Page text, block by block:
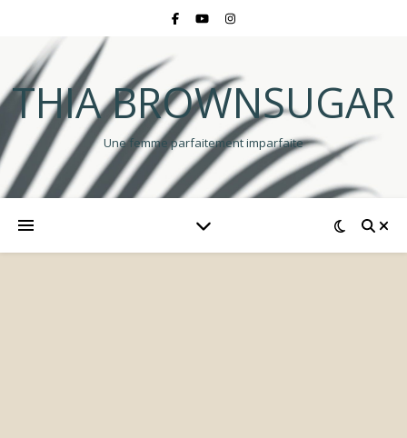
THIA BROWNSUGAR
Une femme parfaitement imparfaite